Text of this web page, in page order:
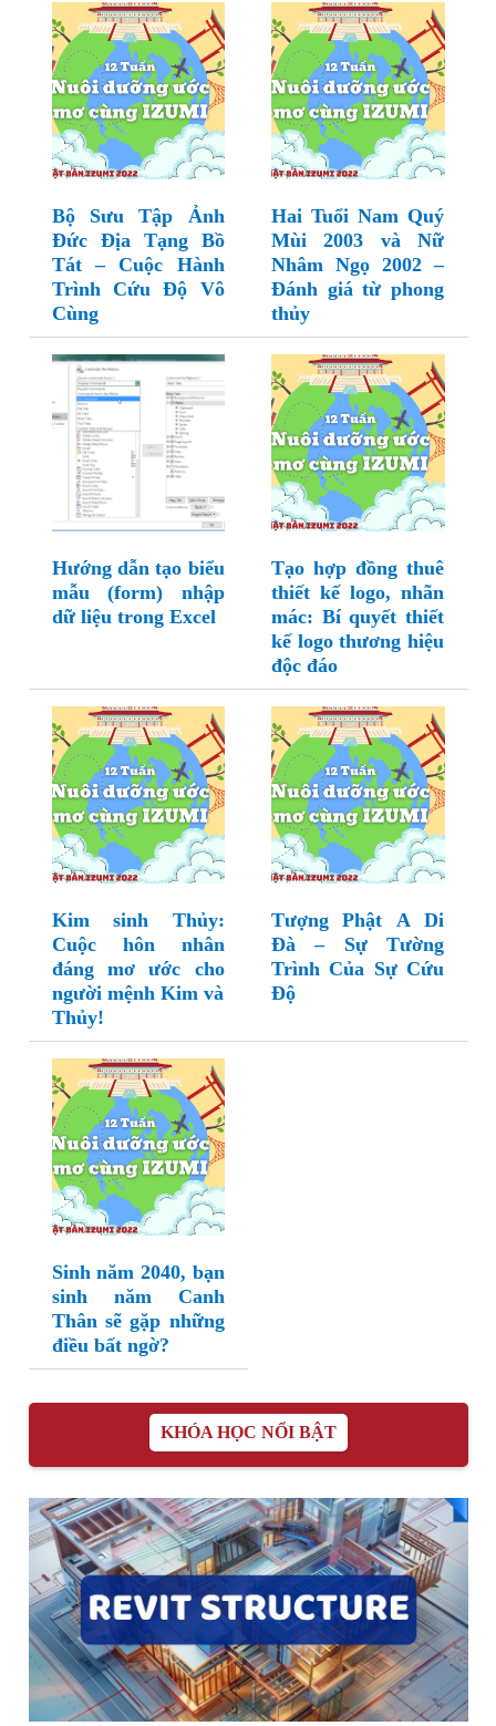
Bộ Sưu Tập Ảnh
Đức Địa Tạng Bồ
Tát – Cuộc Hành
Trình Cứu Độ Vô
Cùng
Hai Tuổi Nam Quý
Mùi 2003 và Nữ
Nhâm Ngọ 2002 –
Đánh giá từ phong
thủy
Hướng dẫn tạo biểu
mẫu (form) nhập
dữ liệu trong Excel
Tạo hợp đồng thuê
thiết kế logo, nhãn
mác: Bí quyết thiết
kế logo thương hiệu
độc đáo
Kim sinh Thủy:
Cuộc hôn nhân
đáng mơ ước cho
người mệnh Kim và
Thủy!
Tượng Phật A Di
Đà – Sự Tường
Trình Của Sự Cứu
Độ
Sinh năm 2040, bạn
sinh năm Canh
Thân sẽ gặp những
điều bất ngờ?
KHÓA HỌC NỔI BẬT